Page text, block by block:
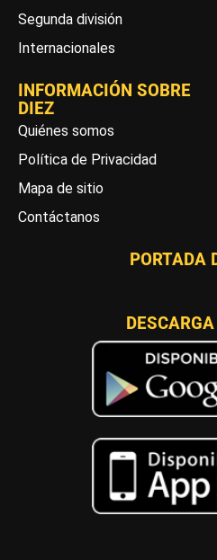
Segunda división
Internacionales
INFORMACIÓN SOBRE
DIEZ
Quiénes somos
Política de Privacidad
Mapa de sitio
Contáctanos
PORTADA